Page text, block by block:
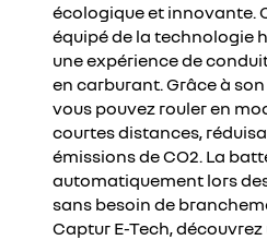
écologique et innovante.
équipé de la technologie
une expérience de
en carburant. Grâce à
vous pouvez rouler en
courtes distances,
émissions de CO2. La
automatiquement lors
sans besoin de
Captur E-Tech,